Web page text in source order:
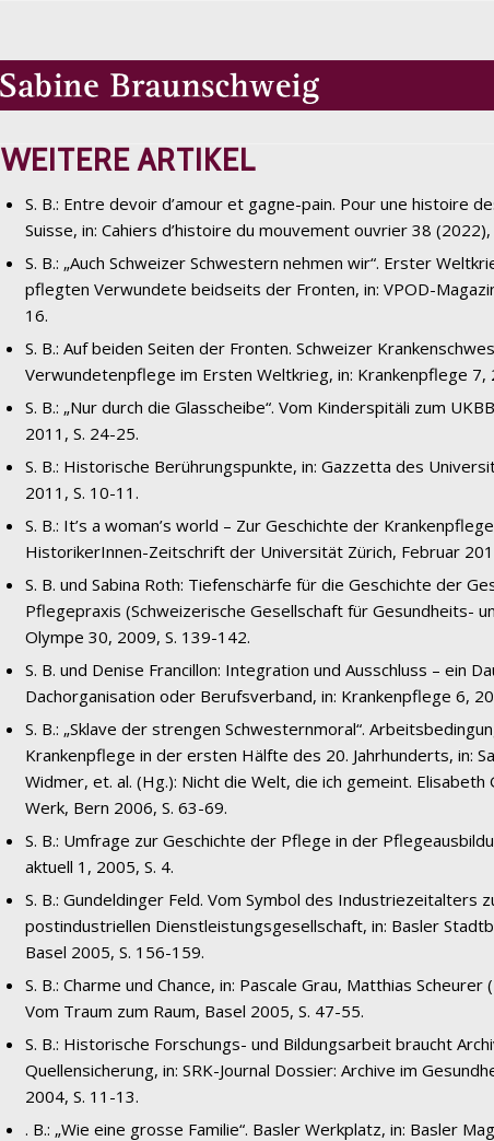
WEITERE ARTIKEL
S. B.: Entre devoir d’amour et gagne-pain. Pour une histoire
Suisse, in: Cahiers d’histoire du mouvement ouvrier 38 (2022),
S. B.: „Auch Schweizer Schwestern nehmen wir“. Erster
pflegten Verwundete beidseits der Fronten, in: VPOD-
16.
S. B.: Auf beiden Seiten der Fronten. Schweizer
Verwundetenpflege im Ersten Weltkrieg, in: Krankenpflege 7,
S. B.: „Nur durch die Glasscheibe“. Vom Kinderspitäli zum
2011, S. 24-25.
S. B.: Historische Berührungspunkte, in: Gazzetta des
2011, S. 10-11.
S. B.: It’s a woman’s world – Zur Geschichte der
HistorikerInnen-Zeitschrift der Universität Zürich, Februar
S. B. und Sabina Roth: Tiefenschärfe für die Geschichte der
Pflegepraxis (Schweizerische Gesellschaft für Gesundheits-
Olympe 30, 2009, S. 139-142.
S. B. und Denise Francillon: Integration und Ausschluss – ein
Dachorganisation oder Berufsverband, in: Krankenpflege 6,
S. B.: „Sklave der strengen Schwesternmoral“.
Krankenpflege in der ersten Hälfte des 20. Jahrhunderts, in:
Widmer, et. al. (Hg.): Nicht die Welt, die ich gemeint. Elisabeth
Werk, Bern 2006, S. 63-69.
S. B.: Umfrage zur Geschichte der Pflege in der
aktuell 1, 2005, S. 4.
S. B.: Gundeldinger Feld. Vom Symbol des Industriezeitalters
postindustriellen Dienstleistungsgesellschaft, in: Basler
Basel 2005, S. 156-159.
S. B.: Charme und Chance, in: Pascale Grau, Matthias Scheurer
Vom Traum zum Raum, Basel 2005, S. 47-55.
S. B.: Historische Forschungs- und Bildungsarbeit braucht
Quellensicherung, in: SRK-Journal Dossier: Archive im
2004, S. 11-13.
. B.: „Wie eine grosse Familie“. Basler Werkplatz, in: Basler